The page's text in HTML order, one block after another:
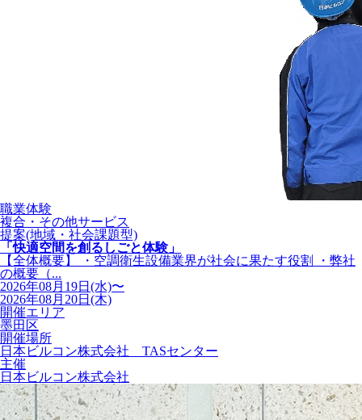
職業体験
複合・その他サービス
提案(地域・社会課題型)
「快適空間を創るしごと体験」
【全体概要】 ・空調衛生設備業界が社会に果たす役割 ・弊社
の概要（...
2026年08月19日(水)〜
2026年08月20日(木)
開催エリア
墨田区
開催場所
日本ビルコン株式会社 TASセンター
主催
日本ビルコン株式会社